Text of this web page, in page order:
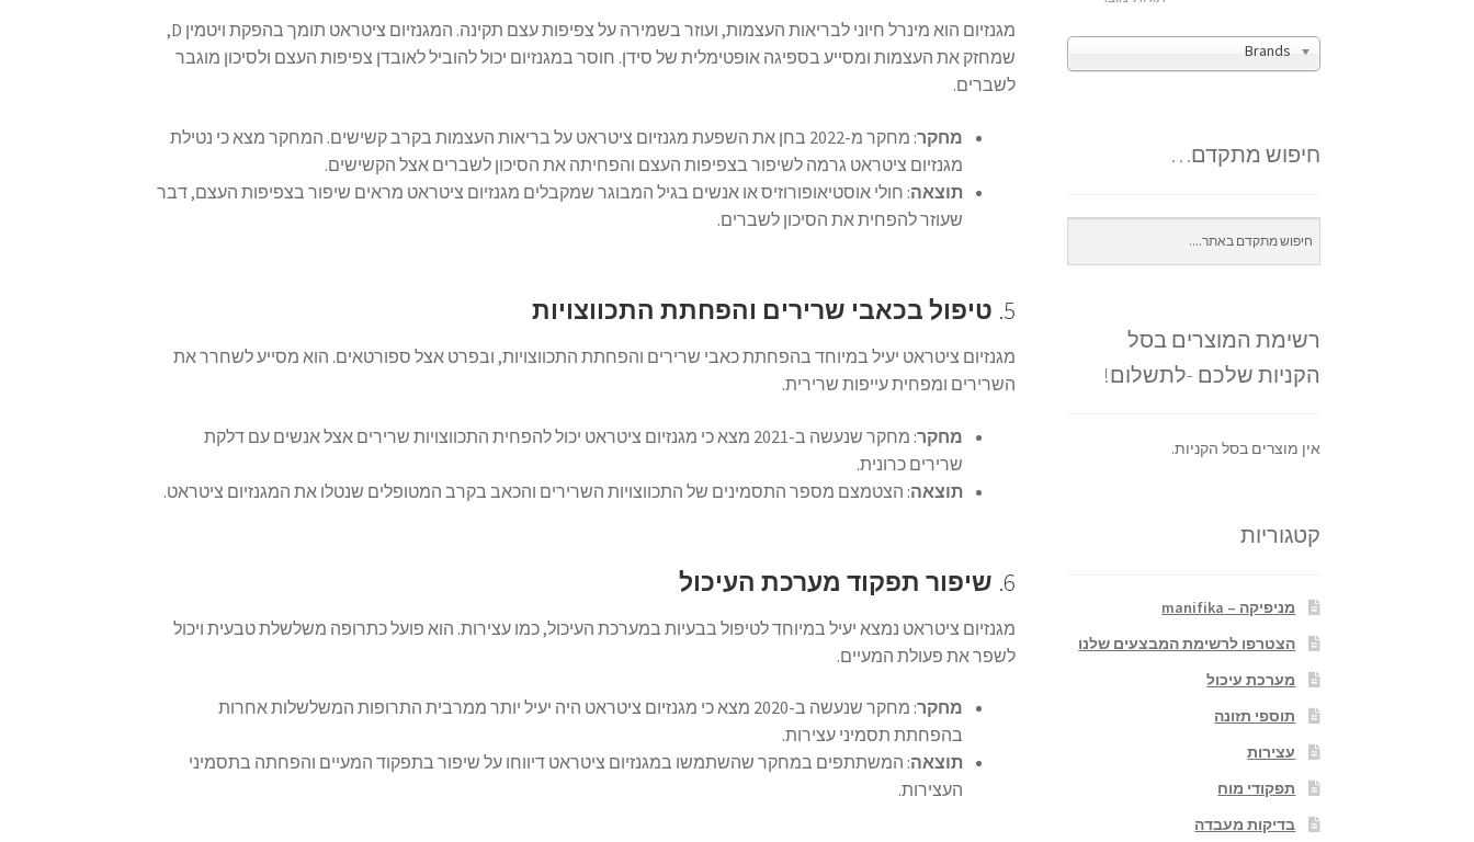
מגנזיום הוא מינרל חיוני לבריאות העצמות, ועוזר בשמירה על צפיפות עצם תקינה. המגנזיום ציטראט תומך בהפקת ויטמין D,
שמחזק את העצמות ומסייע בספיגה אופטימלית של סידן. חוסר במגנזיום יכול להוביל לאובדן צפיפות העצם ולסיכון מוגבר
לשברים.
מחקר
: מחקר מ-2022 בחן את השפעת מגנזיום ציטראט על בריאות העצמות בקרב קשישים. המחקר מצא כי נטילת
מגנזיום ציטראט גרמה לשיפור בצפיפות העצם והפחיתה את הסיכון לשברים אצל הקשישים.
תוצאה: חולי אוסטיאופורוזיס או אנשים בגיל המבוגר שמקבלים מגנזיום ציטראט מראים שיפור בצפיפות העצם, דבר
שעוזר להפחית את הסיכון לשברים.
5. טיפול בכאבי שרירים והפחתת התכווצויות
מגנזיום ציטראט יעיל במיוחד בהפחתת כאבי שרירים והפחתת התכווצויות, ובפרט אצל ספורטאים. הוא מסייע לשחרר את
השרירים ומפחית עייפות שרירית.
מחקר
: מחקר שנעשה ב-2021 מצא כי מגנזיום ציטראט יכול להפחית התכווצויות שרירים אצל אנשים עם דלקת
שרירים כרונית.
תוצאה: הצטמצם מספר התסמינים של התכווצויות השרירים והכאב בקרב המטופלים שנטלו את המגנזיום ציטראט.
6. שיפור תפקוד מערכת העיכול
מגנזיום ציטראט נמצא יעיל במיוחד לטיפול בבעיות במערכת העיכול, כמו עצירות. הוא פועל כתרופה משלשלת טבעית ויכול
לשפר את פעולת המעיים.
מחקר
: מחקר שנעשה ב-2020 מצא כי מגנזיום ציטראט היה יעיל יותר ממרבית התרופות המשלשלות אחרות
בהפחתת תסמיני עצירות.
תוצאה: המשתתפים במחקר שהשתמשו במגנזיום ציטראט דיווחו על שיפור בתפקוד המעיים והפחתה בתסמיני
העצירות.
Brands
חיפוש מתקדם…
רשימת המוצרים בסל
הקניות שלכם -לתשלום!
אין מוצרים בסל הקניות.
קטגוריות
מניפיקה – manifika
הצטרפו לרשימת המבצעים שלנו
מערכת עיכול
תוספי תזונה
עצירות
תפקודי מוח
בדיקות מעבדה